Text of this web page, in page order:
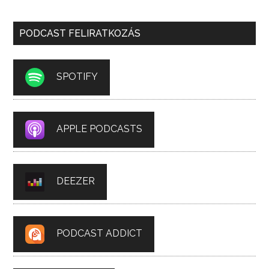
PODCAST FELIRATKOZÁS
SPOTIFY
APPLE PODCASTS
DEEZER
PODCAST ADDICT